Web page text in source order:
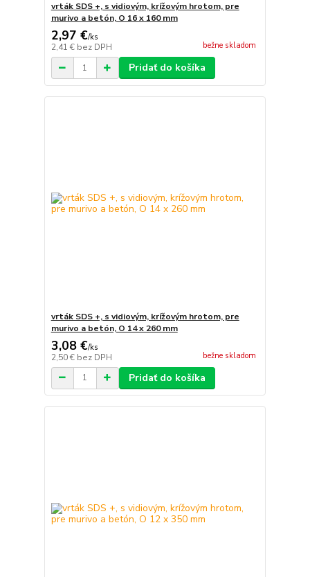
vrták SDS +, s vidiovým, krížovým hrotom, pre
murivo a betón, O 16 x 160 mm
2,97 €/ks
2,41 € bez DPH bežne skladom
Pridať do košíka
vrták SDS +, s vidiovým, krížovým hrotom, pre
murivo a betón, O 14 x 260 mm
3,08 €/ks
2,50 € bez DPH bežne skladom
Pridať do košíka